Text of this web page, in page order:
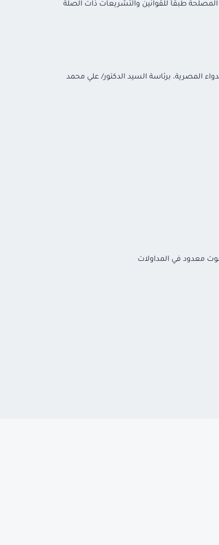
طبقاً للقوانين والتشريعات ذات الصلة
المصرية، برئاسة السيد الدكتور/ علي محمد
معدود في المداولات